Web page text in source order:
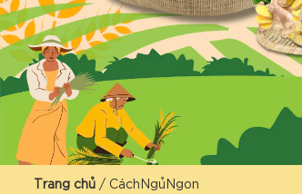
Trang chủ / CáchNgủNgon